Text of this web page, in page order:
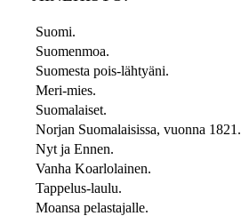
Suomi.
Suomenmoa.
Suomesta pois-lähtyäni.
Meri-mies.
Suomalaiset.
Norjan Suomalaisissa, vuonna 1821.
Nyt ja Ennen.
Vanha Koarlolainen.
Tappelus-laulu.
Moansa pelastajalle.